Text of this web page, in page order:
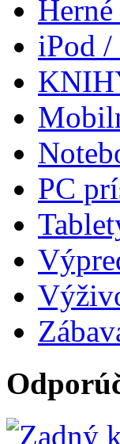
iPod /
PC